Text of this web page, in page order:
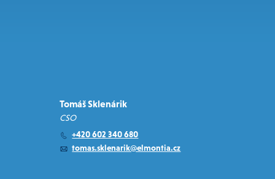
Tomáš Sklenárik
CSO
+420 602 340 680
tomas.sklenarik@elmontia.cz